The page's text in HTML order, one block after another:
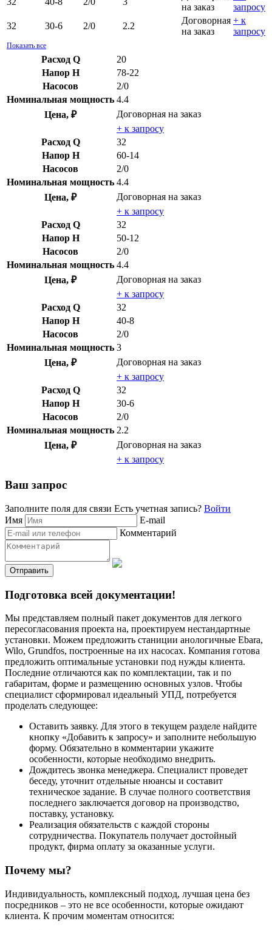
на заказ
запросу
32
30-6 2/0 2.2
Договорная
на заказ
+ к
запросу
Показать все
Расход Q
20
Напор H
78-22
Насосов
2/0
Номинальная мощность 4.4
Цена, ₽
Договорная на заказ
+ к запросу
Расход Q
32
Напор H
60-14
Насосов
2/0
Номинальная мощность 4.4
Цена, ₽
Договорная на заказ
+ к запросу
Расход Q
32
Напор H
50-12
Насосов
2/0
Номинальная мощность 4.4
Цена, ₽
Договорная на заказ
+ к запросу
Расход Q
32
Напор H
40-8
Насосов
2/0
Номинальная мощность 3
Цена, ₽
Договорная на заказ
+ к запросу
Расход Q
32
Напор H
30-6
Насосов
2/0
Номинальная мощность 2.2
Цена, ₽
Договорная на заказ
+ к запросу
Ваш запрос
Заполните поля для связи Есть учетная запись? Войти
Имя
E-mail
Комментарий
Подготовка всей документации!
Мы представляем полный пакет документов для легкого
пересогласования проекта на, проектируем нестандартные
установки. Можем предложить станиции анологичные Ebara,
Wilo, Grundfos, построенные на их насосах. Компания готова
предложить оптимальные установки под нужды клиента.
Последние отличаются как по комплектации, так и по
габаритам, форме и размещению основных узлов. Чтобы
специалист сформировал идеальный УПД, потребуется
проделать следующее:
Оставить заявку. Для этого в текущем разделе найдите
кнопку «Добавить к запросу» и заполните небольшую
форму. Обязательно в комментарии укажите
особенности, которые необходимо внедрить.
Дождитесь звонка менеджера. Специалист проведет
беседу, уточнит отдельные нюансы и составит
техническое задание. В случае полного соответствия
последнего заключается договор на производство,
поставку, установку.
Реализация обязательств с каждой стороны
сотрудничества. Покупатель получает достойный
продукт, фирма оплату за оказанные услуги.
Почему мы?
Индивидуальность, комплексный подход, лучшая цена без
посредников – это не все особенности, которые ожидают
клиента. К прочим моментам относится: